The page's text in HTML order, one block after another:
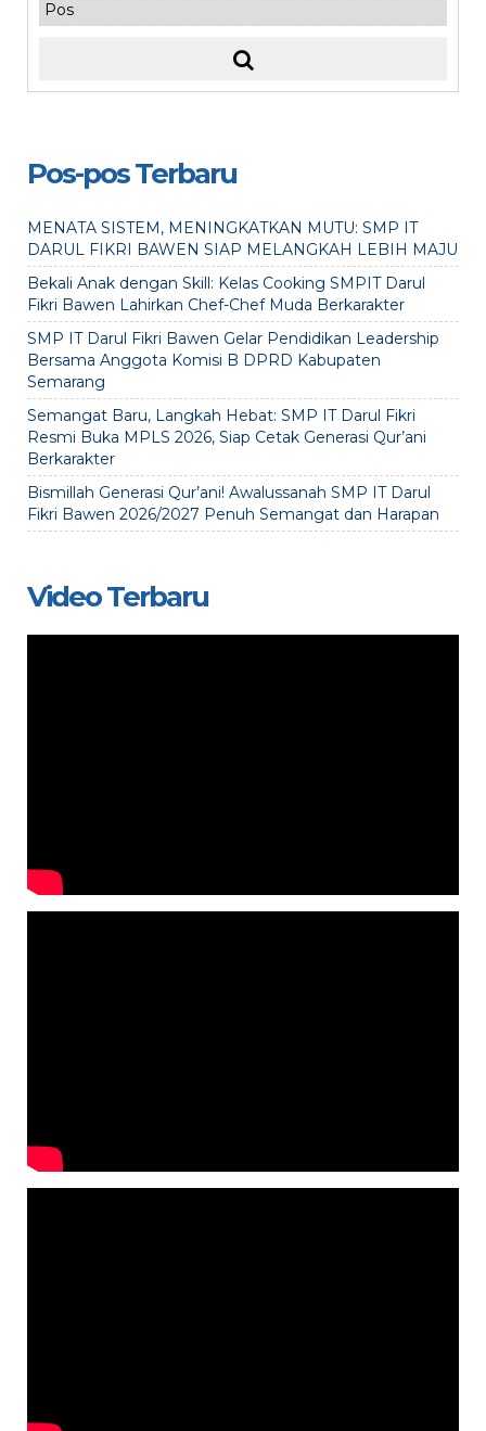
Pos-pos Terbaru
MENATA SISTEM, MENINGKATKAN MUTU: SMP IT
DARUL FIKRI BAWEN SIAP MELANGKAH LEBIH MAJU
Bekali Anak dengan Skill: Kelas Cooking SMPIT Darul
Fikri Bawen Lahirkan Chef-Chef Muda Berkarakter
SMP IT Darul Fikri Bawen Gelar Pendidikan Leadership
Bersama Anggota Komisi B DPRD Kabupaten
Semarang
Semangat Baru, Langkah Hebat: SMP IT Darul Fikri
Resmi Buka MPLS 2026, Siap Cetak Generasi Qur’ani
Berkarakter
Bismillah Generasi Qur’ani! Awalussanah SMP IT Darul
Fikri Bawen 2026/2027 Penuh Semangat dan Harapan
Video Terbaru